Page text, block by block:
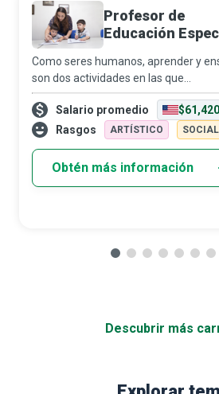
Profesor de
Educación
Como seres humanos, aprender y
son dos actividades en las que
participamos con frecuencia, si no de
manera constante. Sin embargo,
profesor de educación especial, vas
Salario promedio
$61,420
Rasgos
ARTÍSTICO SOCIAL
Obtén más información
Descubrir más